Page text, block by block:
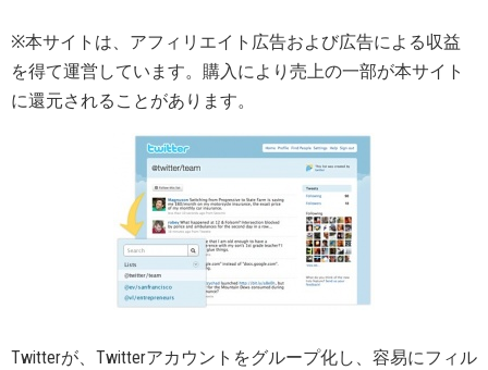
※本サイトは、アフィリエイト広告および広告による収益
を得て運営しています。購入により売上の一部が本サイト
に還元されることがあります。
Twitterが、Twitterアカウントをグループ化し、容易にフィル